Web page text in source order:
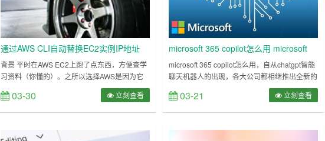
通过AWS CLI自动替换EC2实例IP地址
背景 平时在AWS EC2上跑了点东西，方便查学
习资料（你懂的）。之所以选择AWS是因为它
家提供1年免费套餐，另外海外节点稳定。起先
一切看起来不错，可以实现自由冲浪。 但过不
了多久就会被 王府井 屏蔽，没办法，多启几个
发现不好用时手工切换本机客户端端口呗，5个
03-30 立刻查看
microsoft 365 copilot怎么用 microsoft
365 copilot使用方法
microsoft 365 copilot怎么用，自从chatgpt智能
聊天机器人的出现，各大公司都相继推出全新的
ai产品，微软页同样推出了ai产品microsoft 365
copilot，其中为用户提供全新的工作方式，例如
word文档能够总结文档并且提出建议，Excel表
03-21 立刻查看